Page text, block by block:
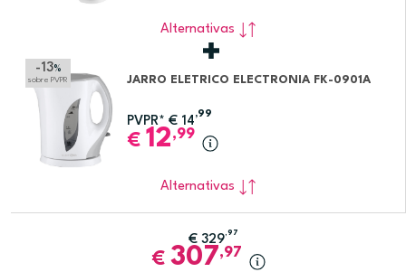
Alternativas
-13%
sobre PVPR JARRO ELETRICO ELECTRONIA FK-0901A
PVPR* € 14
,99
€ 12,99
Alternativas
€ 329 ,97
€ 307,97